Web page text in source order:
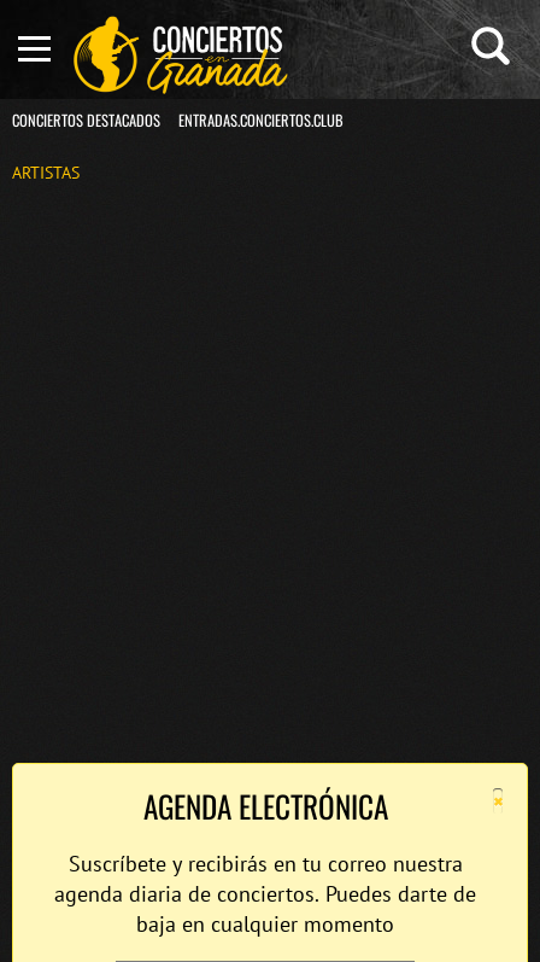
CONCIERTOS DESTACADOS ENTRADAS.CONCIERTOS.CLUB
ARTISTAS
×
AGENDA ELECTRÓNICA
Suscríbete y recibirás en tu correo nuestra
agenda diaria de conciertos. Puedes darte de
baja en cualquier momento